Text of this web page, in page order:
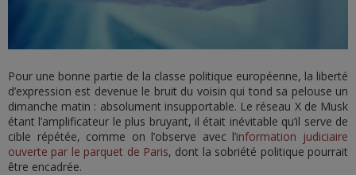
Pour une bonne partie de la classe politique européenne, la liberté
d’expression est devenue le bruit du voisin qui tond sa pelouse un
dimanche matin : absolument insupportable. Le réseau X de Musk
étant l’amplificateur le plus bruyant, il était inévitable qu’il serve de
cible répétée, comme on l’observe avec l’information judiciaire
ouverte par le parquet de Paris, dont la sobriété politique pourrait
être encadrée.